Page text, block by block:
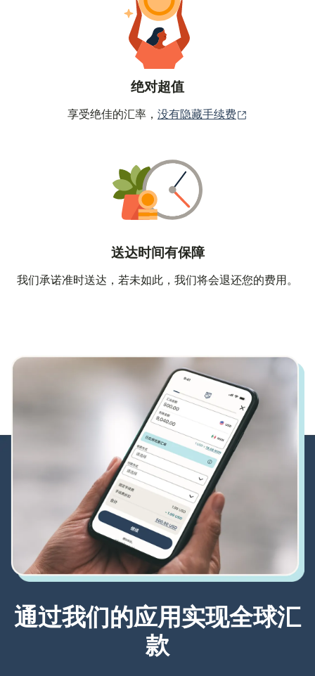
绝对超值
享受绝佳的汇率， 没有隐藏手续费
送达时间有保障
我们承诺准时送达，若未如此，我们将会退还您的费用。
通过我们的应用实现全球汇
款